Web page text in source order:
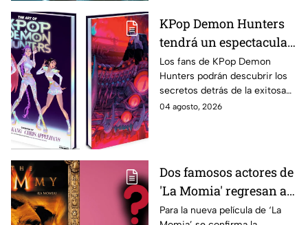
KPop Demon Hunters
tendrá un espectacular
libro de arte con más de
500 ilustraciones
inéditas: ¿se venderá
en México?
Los fans de KPop Demon
Hunters podrán descubrir los
secretos detrás de la exitosa
película gracias a un nuevo
04 agosto, 2026
Dos famosos actores de
'La Momia' regresan a
la nueva película;
Para la nueva película de ‘La